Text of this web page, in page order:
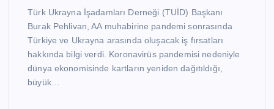
Türk Ukrayna İşadamları Derneği (TUİD) Başkanı
Burak Pehlivan, AA muhabirine pandemi sonrasında
Türkiye ve Ukrayna arasında oluşacak iş fırsatları
hakkında bilgi verdi. Koronavirüs pandemisi nedeniyle
dünya ekonomisinde kartların yeniden dağıtıldığı,
büyük…